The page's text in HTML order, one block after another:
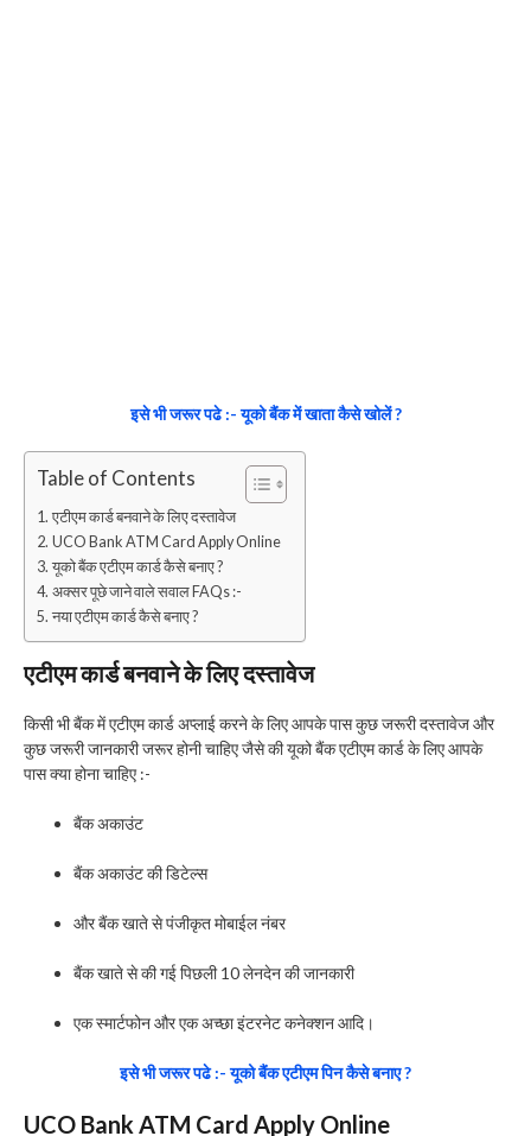
इसे भी जरूर पढे :- यूको बैंक में खाता कैसे खोलें ?
Table of Contents
एटीएम कार्ड बनवाने के लिए दस्तावेज
UCO Bank ATM Card Apply Online
यूको बैंक एटीएम कार्ड कैसे बनाए ?
अक्सर पूछे जाने वाले सवाल FAQs :-
नया एटीएम कार्ड कैसे बनाए ?
एटीएम कार्ड बनवाने के लिए दस्तावेज
किसी भी बैंक में एटीएम कार्ड अप्लाई करने के लिए आपके पास कुछ जरूरी दस्तावेज और
कुछ जरूरी जानकारी जरूर होनी चाहिए जैसे की यूको बैंक एटीएम कार्ड के लिए आपके
पास क्या होना चाहिए :-
बैंक अकाउंट
बैंक अकाउंट की डिटेल्स
और बैंक खाते से पंजीकृत मोबाईल नंबर
बैंक खाते से की गई पिछली 10 लेनदेन की जानकारी
एक स्मार्टफोन और एक अच्छा इंटरनेट कनेक्शन आदि।
इसे भी जरूर पढे :- यूको बैंक एटीएम पिन कैसे बनाए ?
UCO Bank ATM Card Apply Online